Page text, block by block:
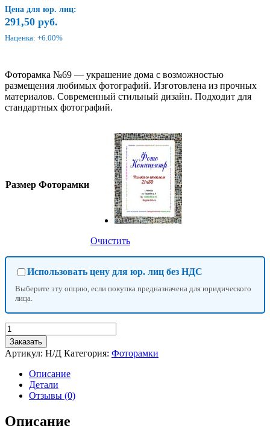
Цена для юр. лиц:
291,50 руб.
Наценка: +6.00%
Фоторамка №69 — украшение дома с возможностью
размещения любимых фотографий. Изготовлена из прочных
материалов. Современный стильный дизайн. Подходит для
стандартных фотографий.
Размер Фоторамки
Очистить
Использовать цену для юр. лиц без НДС
Выберите эту опцию, если покупка предназначена для юридического
лица.
Количество
товара
Фоторамка
№69
Заказать
Артикул: Н/Д Категория: Фоторамки
Описание
Детали
Отзывы (0)
Описание